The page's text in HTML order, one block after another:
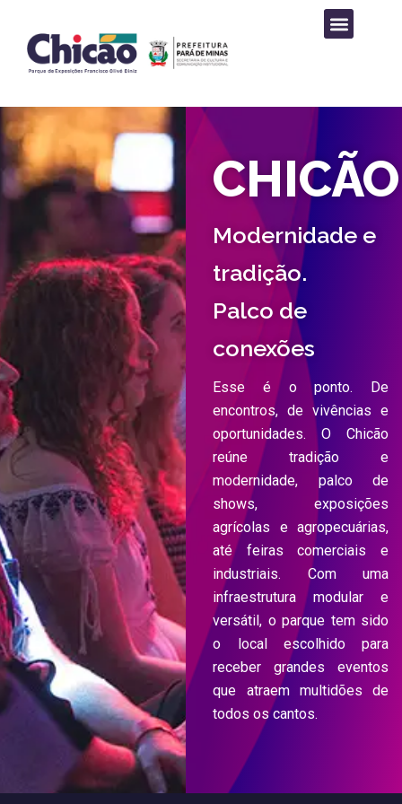
CHICÃO
Modernidade e
tradição.
Palco de
conexões
Esse é o ponto. De
encontros, de vivências e
oportunidades. O Chicão
reúne tradição e
modernidade, palco de
shows, exposições
agrícolas e agropecuárias,
até feiras comerciais e
industriais. Com uma
infraestrutura modular e
versátil, o parque tem sido
o local escolhido para
receber grandes eventos
que atraem multidões de
todos os cantos.